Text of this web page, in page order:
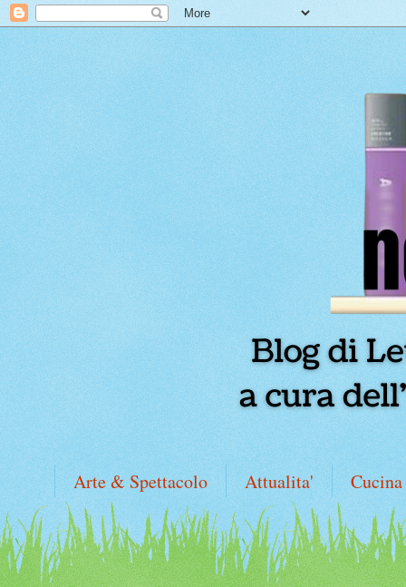
Arte & Spettacolo Attualita' Cucina